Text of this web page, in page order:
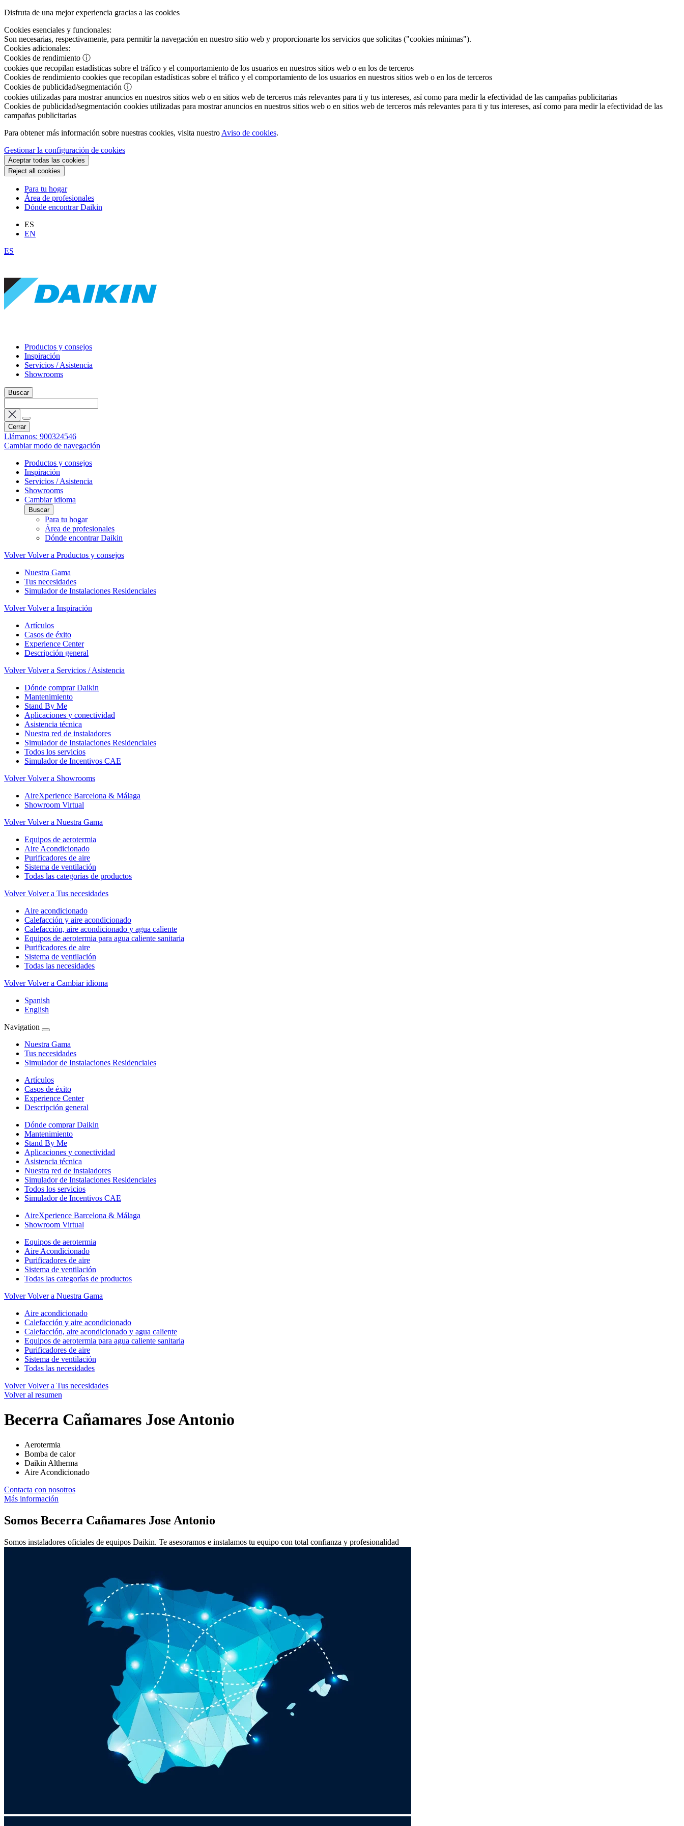
Disfruta de una mejor experiencia gracias a las cookies
Cookies esenciales y funcionales:
Son necesarias, respectivamente, para permitir la navegación en nuestro sitio web y proporcionarte los servicios que solicitas ("cookies mínimas").
Cookies adicionales:
Cookies de rendimiento ⓘ
cookies que recopilan estadísticas sobre el tráfico y el comportamiento de los usuarios en nuestros sitios web o en los de terceros
Cookies de rendimiento cookies que recopilan estadísticas sobre el tráfico y el comportamiento de los usuarios en nuestros sitios web o en los de terceros
Cookies de publicidad/segmentación ⓘ
cookies utilizadas para mostrar anuncios en nuestros sitios web o en sitios web de terceros más relevantes para ti y tus intereses, así como para medir la efectividad de las campañas publicitarias
Cookies de publicidad/segmentación cookies utilizadas para mostrar anuncios en nuestros sitios web o en sitios web de terceros más relevantes para ti y tus intereses, así como para medir la efectividad de las
campañas publicitarias
Para obtener más información sobre nuestras cookies, visita nuestro Aviso de cookies.
Gestionar la configuración de cookies
Aceptar todas las cookies
Reject all cookies
Para tu hogar
Área de profesionales
Dónde encontrar Daikin
ES
EN
ES
Productos y consejos
Inspiración
Servicios / Asistencia
Showrooms
Buscar
Cerrar
Llámanos: 900324546
Cambiar modo de navegación
Productos y consejos
Inspiración
Servicios / Asistencia
Showrooms
Cambiar idioma
Buscar
Para tu hogar
Área de profesionales
Dónde encontrar Daikin
Volver Volver a Productos y consejos
Nuestra Gama
Tus necesidades
Simulador de Instalaciones Residenciales
Volver Volver a Inspiración
Artículos
Casos de éxito
Experience Center
Descripción general
Volver Volver a Servicios / Asistencia
Dónde comprar Daikin
Mantenimiento
Stand By Me
Aplicaciones y conectividad
Asistencia técnica
Nuestra red de instaladores
Simulador de Instalaciones Residenciales
Todos los servicios
Simulador de Incentivos CAE
Volver Volver a Showrooms
AireXperience Barcelona & Málaga
Showroom Virtual
Volver Volver a Nuestra Gama
Equipos de aerotermia
Aire Acondicionado
Purificadores de aire
Sistema de ventilación
Todas las categorías de productos
Volver Volver a Tus necesidades
Aire acondicionado
Calefacción y aire acondicionado
Calefacción, aire acondicionado y agua caliente
Equipos de aerotermia para agua caliente sanitaria
Purificadores de aire
Sistema de ventilación
Todas las necesidades
Volver Volver a Cambiar idioma
Spanish
English
Navigation
Nuestra Gama
Tus necesidades
Simulador de Instalaciones Residenciales
Artículos
Casos de éxito
Experience Center
Descripción general
Dónde comprar Daikin
Mantenimiento
Stand By Me
Aplicaciones y conectividad
Asistencia técnica
Nuestra red de instaladores
Simulador de Instalaciones Residenciales
Todos los servicios
Simulador de Incentivos CAE
AireXperience Barcelona & Málaga
Showroom Virtual
Equipos de aerotermia
Aire Acondicionado
Purificadores de aire
Sistema de ventilación
Todas las categorías de productos
Volver Volver a Nuestra Gama
Aire acondicionado
Calefacción y aire acondicionado
Calefacción, aire acondicionado y agua caliente
Equipos de aerotermia para agua caliente sanitaria
Purificadores de aire
Sistema de ventilación
Todas las necesidades
Volver Volver a Tus necesidades
Volver al resumen
Becerra Cañamares Jose Antonio
Aerotermia
Bomba de calor
Daikin Altherma
Aire Acondicionado
Contacta con nosotros
Más información
Somos Becerra Cañamares Jose Antonio
Somos instaladores oficiales de equipos Daikin. Te asesoramos e instalamos tu equipo con total confianza y profesionalidad